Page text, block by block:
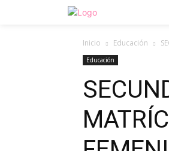
Inicio Educación
Educación